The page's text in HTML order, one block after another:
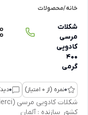
خانه/محصولات
شکلات
مرسی
کادویی
400
گرمی
0نمره (از 0 امتیاز) 0
شکلات کادویی مرسی (Merci) :
کشور سازنده : آلمان